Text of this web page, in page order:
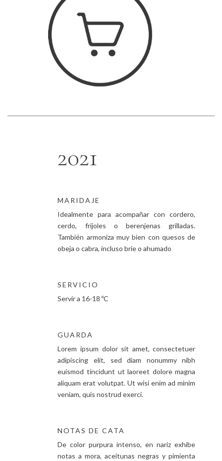
2021
MARIDAJE
Idealmente para acompañar con cordero,
cerdo, frijoles o berenjenas grilladas.
También armoniza muy bien con quesos de
obeja o cabra, incluso brie o ahumado
SERVICIO
Servir a 16-18 ºC
GUARDA
Lorem ipsum dolor sit amet, consectetuer
adipiscing elit, sed diam nonummy nibh
euismod tincidunt ut laoreet dolore magna
aliquam erat volutpat. Ut wisi enim ad minim
veniam, quis nostrud exerci.
NOTAS DE CATA
De color purpura intenso, en nariz exhibe
notas a mora, aceitunas negras y pimienta